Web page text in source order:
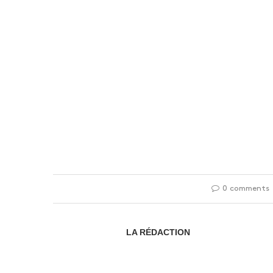
0 comments
LA RÉDACTION